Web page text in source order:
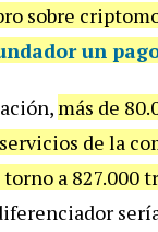
sobre
un
más de
de la
a 827.000